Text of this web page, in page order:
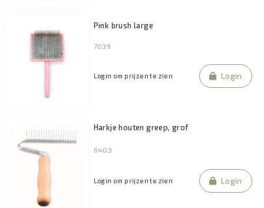
Pink brush large
7039
Login om prijzen te zien Login
Harkje houten greep, grof
6403
Login om prijzen te zien Login